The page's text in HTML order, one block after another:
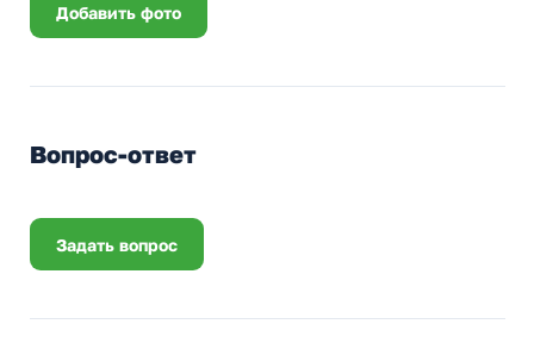
Добавить фото
Вопрос-ответ
Задать вопрос